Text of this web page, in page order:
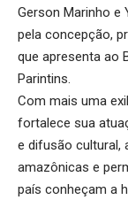
Gerson Marinho e
pela concepção,
que apresenta ao
Parintins.
Com mais uma
fortalece sua
e difusão cultural,
amazônicas e
país conheçam a